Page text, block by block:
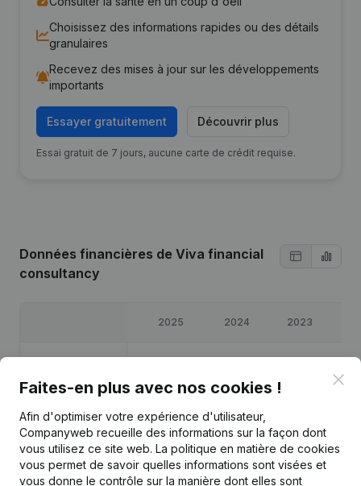
Choisissez des informations rapides ou des détails
granulaires
Recevez des mises à jour sur les développements
importants
Essayer gratuitement Découvrir plus
Essai gratuit de 7 jours, aucune carte de crédit requise.
Données financières de Viva financial
consultancy
2025 2024 2023
2
Marge brute € 65 241 € 46 364 € 68 432
Faites-en plus avec nos cookies !
Afin d'optimiser votre expérience d'utilisateur,
Companyweb recueille des informations sur la façon dont
vous utilisez ce site web. La politique en matière de cookies
vous permet de savoir quelles informations sont visées et
vous donne le contrôle sur la manière dont elles sont